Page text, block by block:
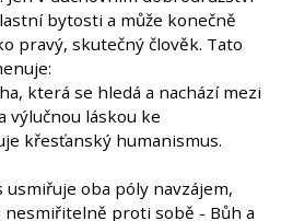
bytosti a může konečně
pravý, skutečný člověk. Tato
která se hledá a nachází mezi
výlučnou láskou ke
křesťanský humanismus.
oba póly navzájem,
proti sobě - Bůh a